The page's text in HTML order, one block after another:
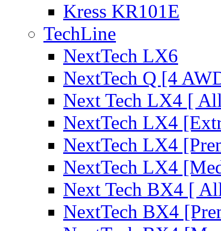
Kress KR101E
TechLine
NextTech LX6
NextTech Q [4
Next Tech LX4 [
NextTech LX4
NextTech LX4
NextTech LX4
Next Tech BX4 [
NextTech BX4